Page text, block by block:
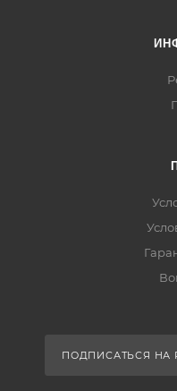
ПОДПИСАТЬСЯ НА